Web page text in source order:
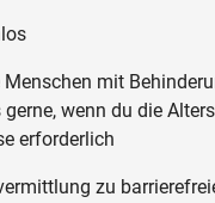
mit
wenn du die
erforderlich
zu